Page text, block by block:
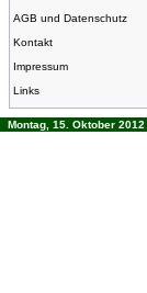
AGB und Datenschutz
Kontakt
Impressum
Links
Montag, 15. Oktober 2012